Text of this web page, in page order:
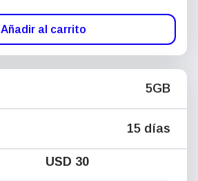
Añadir al carrito
5GB
15 días
USD 30